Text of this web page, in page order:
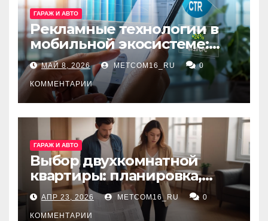
ГАРАЖ И АВТО
Рекламные технологии в
мобильной экосистеме:
ключевые сервисы и
принципы работы
МАЙ 8, 2026 METCOM16_RU 0
КОММЕНТАРИИ
ГАРАЖ И АВТО
Выбор двухкомнатной
квартиры: планировка,
состояние жилья и
проверка документов
АПР 23, 2026 METCOM16_RU 0
КОММЕНТАРИИ